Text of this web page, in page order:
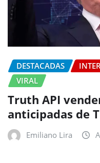
DESTACADAS
VIRAL
Truth API
anticipadas de
Emiliano Lira